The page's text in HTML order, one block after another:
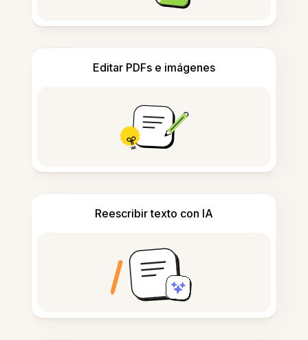
Editar PDFs e imágenes
Reescribir texto con IA